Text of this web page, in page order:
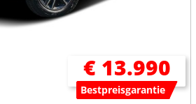
€ 13.990
Bestpreisgarantie